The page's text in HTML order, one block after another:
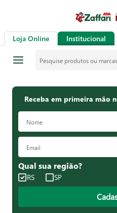
Loja Online Institucional
Receba em primeira mão
Qual sua região?
RS SP